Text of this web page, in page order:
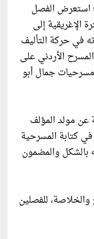
استعرض الفصل
الإغريقية إلى
في حركة التأليف
الأردني على
جمال أبو
عن مولد المؤلف
كتابة المسرحية
بالشكل والمضمون
والخلاصة، للفصلين